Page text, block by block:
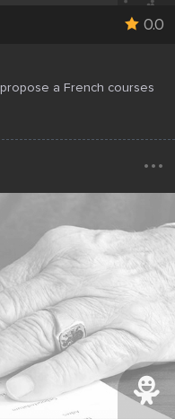
0.0
propose a French courses
...